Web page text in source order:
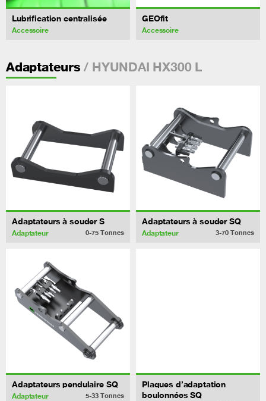
Lubrification centralisée
Accessoire
GEOfit
Accessoire
Adaptateurs / HYUNDAI HX300 L
Adaptateurs à souder S
Adaptateur 0-75 Tonnes
Adaptateurs à souder SQ
Adaptateur 3-70 Tonnes
Adaptateurs pendulaire SQ
Adaptateur 5-33 Tonnes
Plaques d’adaptation
boulonnées SQ